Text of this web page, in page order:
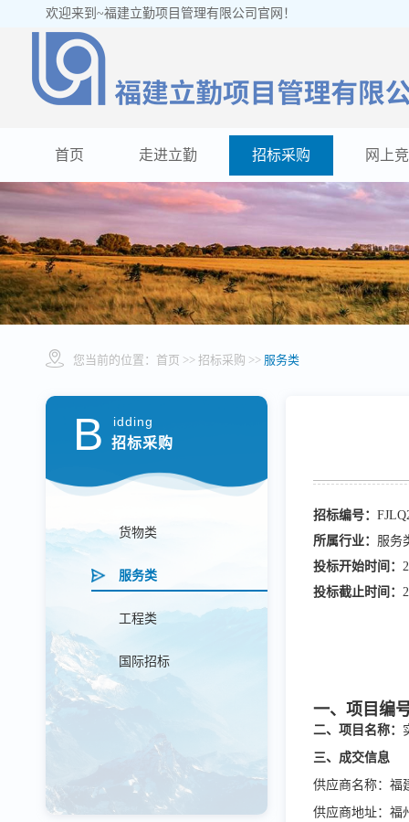
欢迎来到~福建立勤项目管理有限公司官网！
首页 走进立勤 招标采购 网上
您当前的位置： 首页 >> 招标采购 >> 服务类
B idding
招标采购
货物类
服务类
工程类
国际招标
招标编号：
所属行业： 服务
投标开始时间：
投标截止时间：
一、项目编
二、项目名称：
三、 成交信息
供应商名称：福
供应商地址：福